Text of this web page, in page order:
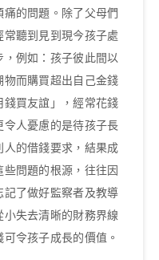
的問題。除了父母們
聽到見到現今孩子處
例如：孩子彼此間以
而購買超出自己金錢
買友誼」，經常花錢
人憂慮的是待孩子長
的借錢要求，結果成
問題的根源，往往因
了做好監察者及教導
失去清晰的財務界線
令孩子成長的價值。